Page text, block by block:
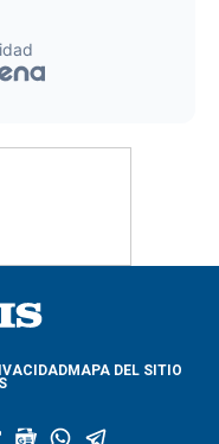
MAPA DEL SITIO
t g w